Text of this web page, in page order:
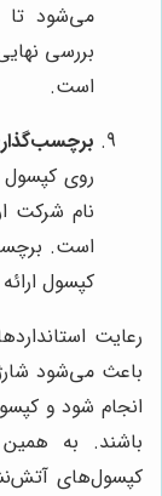
می‌شود
بررسی
است.
روی کپسول
نام شرکت
است.
کپسول
رعایت
باعث می‌شود
انجام شود و
باشند. به
کپسول‌های